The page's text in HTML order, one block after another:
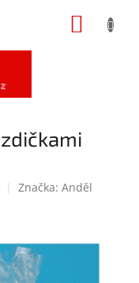
Značka: Anděl